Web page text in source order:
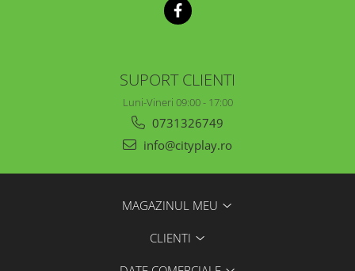
SUPORT CLIENTI
Luni-Vineri 09:00 - 17:00
0731326749
info@cityplay.ro
MAGAZINUL MEU
CLIENTI